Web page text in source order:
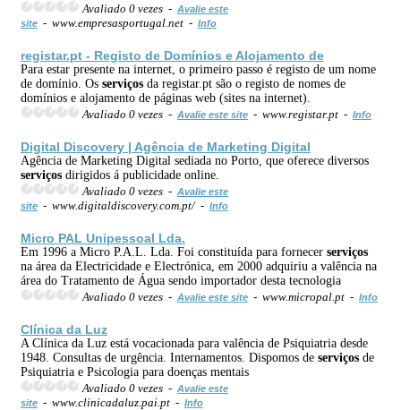
Avaliado 0 vezes - Avalie este
site - www.empresasportugal.net - Info
registar.pt - Registo de Domínios e Alojamento de
Para estar presente na internet, o primeiro passo é registo de um nome
de domínio. Os serviços da registar.pt são o registo de nomes de
domínios e alojamento de páginas web (sites na internet).
Avaliado 0 vezes - Avalie este site - www.registar.pt - Info
Digital Discovery | Agência de Marketing Digital
Agência de Marketing Digital sediada no Porto, que oferece diversos
serviços dirigidos á publicidade online.
Avaliado 0 vezes - Avalie este
site - www.digitaldiscovery.com.pt/ - Info
Micro PAL Unipessoal Lda.
Em 1996 a Micro P.A.L. Lda. Foi constituída para fornecer serviços
na área da Electricidade e Electrónica, em 2000 adquiriu a valência na
área do Tratamento de Água sendo importador desta tecnologia
Avaliado 0 vezes - Avalie este site - www.micropal.pt - Info
Clínica da Luz
A Clínica da Luz está vocacionada para valência de Psiquiatria desde
1948. Consultas de urgência. Internamentos. Dispomos de serviços de
Psiquiatria e Psicologia para doenças mentais
Avaliado 0 vezes - Avalie este
site - www.clinicadaluz.pai.pt - Info